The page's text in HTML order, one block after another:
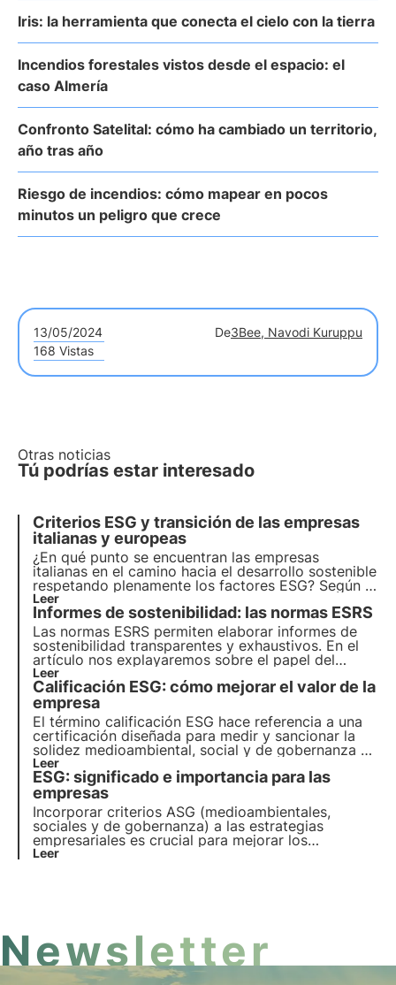
Iris: la herramienta que conecta el cielo con la tierra
Incendios forestales vistos desde el espacio: el
caso Almería
Confronto Satelital: cómo ha cambiado un territorio,
año tras año
Riesgo de incendios: cómo mapear en pocos
minutos un peligro que crece
13/05/2024 De3Bee, Navodi Kuruppu
168 Vistas
Otras noticias
Tú podrías estar interesado
Criterios ESG y transición de las empresas
italianas y europeas
¿En qué punto se encuentran las empresas
italianas en el camino hacia el desarrollo sostenible
respetando plenamente los factores ESG? Según el
ESG Outlook del CRIF, Italia se encuentra en la
dirección correcta, pero la transición hacia los
objetivos de protección de la biodiversidad de la
Agenda 2030 aún está lejos.
Leer
Informes de sostenibilidad: las normas ESRS
Las normas ESRS permiten elaborar informes de
sostenibilidad transparentes y exhaustivos. En el
artículo nos explayaremos sobre el papel del
EFRAG, comprenderemos cómo están
estructuradas las normas y cómo se integran con
otras normas de información.
Leer
Calificación ESG: cómo mejorar el valor de la
empresa
El término calificación ESG hace referencia a una
certificación diseñada para medir y sancionar la
solidez medioambiental, social y de gobernanza de
una empresa. En este artículo, descubriremos
cómo calcular la calificación y cómo mejorar la
calificación ESG.
Leer
ESG: significado e importancia para las
empresas
Incorporar criterios ASG (medioambientales,
sociales y de gobernanza) a las estrategias
empresariales es crucial para mejorar los
resultados. En este artículo profundizamos en el
Leer
Newsletter